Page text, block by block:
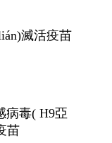
滅活疫苗
病毒( H9亞
苗